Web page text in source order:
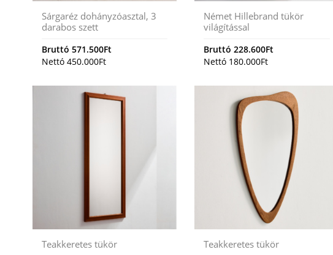
Sárgaréz dohányzóasztal, 3
darabos szett
Bruttó 571.500Ft
Nettó 450.000Ft
Német Hillebrand tükör
világítással
Bruttó228.600Ft
Nettó 180.000Ft
Teakkeretes tükör Teakkeretes tükör